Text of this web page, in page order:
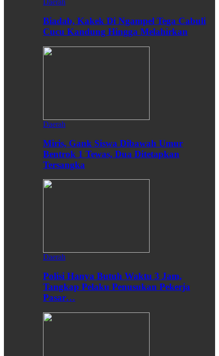
Daerah
Biadab, Kakek Di Ngampel Tega Cabuli
Cucu Kandung Hingga Melahirkan
Daerah
Miris, Gank Siswa Dibawah Umur
Bentrok 1 Tewas, Dua Ditetapkan
Tersangka
Daerah
Polisi Hanya Butuh Waktu 3 Jam,
Tangkap Pelaku Penusukan Pekerja
Pasar…